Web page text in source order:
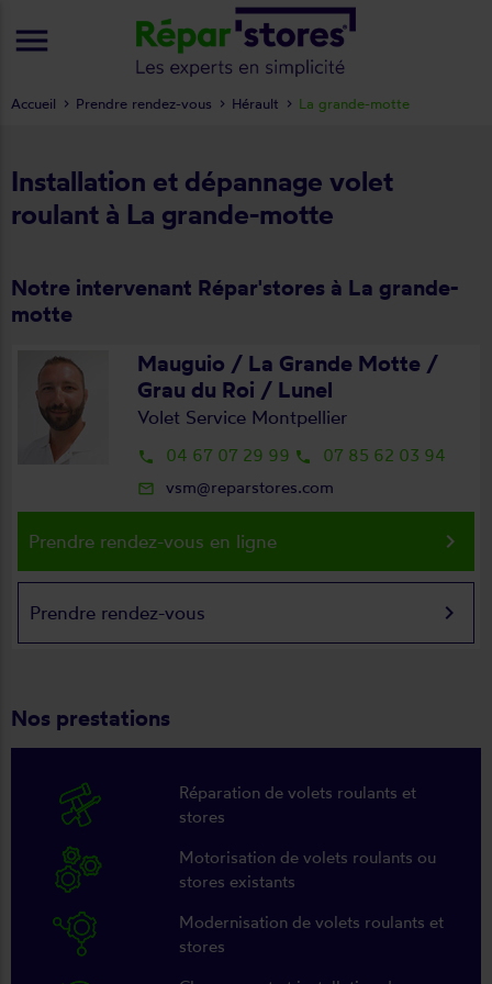
Installation et dépannage volet
roulant à La grande-motte
Notre intervenant Répar'stores à La grande-
motte
Mauguio / La Grande Motte /
Grau du Roi / Lunel
Volet Service Montpellier
local_phone 04 67 07 29 99 local_phone 07 85 62 03 94
mail_outline vsm@reparstores.com
Prendre rendez-vous en ligne keyboard_arrow_right
Prendre rendez-vous keyboard_arrow_right
Nos prestations
Réparation de volets roulants et
stores
Motorisation de volets roulants ou
stores existants
Modernisation de volets roulants et
stores
Accueil Prendre rendez-vous Hérault La grande-motte
menu